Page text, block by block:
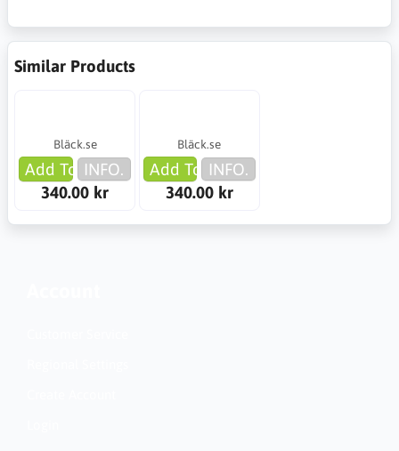
Similar Products
Bläck.se
Add To Cart
INFO.
340.00 kr
Bläck.se
Add To Cart
INFO.
340.00 kr